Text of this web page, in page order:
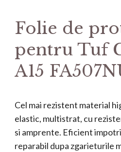
Folie de
pentru Tuf
A15
Cel mai rezistent material
elastic, multistrat, cu
si amprente. Eficient
reparabil dupa zgarieturile